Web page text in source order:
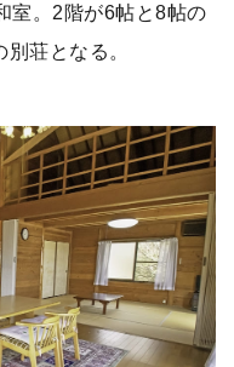
室。2階が6帖と8帖の
荘となる。